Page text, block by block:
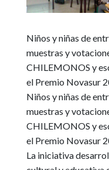
Niños y niñas de
muestras y
CHILEMONOS y
el Premio Novasur
Niños y niñas de
muestras y
CHILEMONOS y
el Premio Novasur
La iniciativa